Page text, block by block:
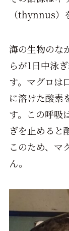
（thynnus）
海の生物のな
らが1日中泳
す。マグロは
に溶けた酸素
す。この呼吸
ぎを止めると
このため、マ
ん。